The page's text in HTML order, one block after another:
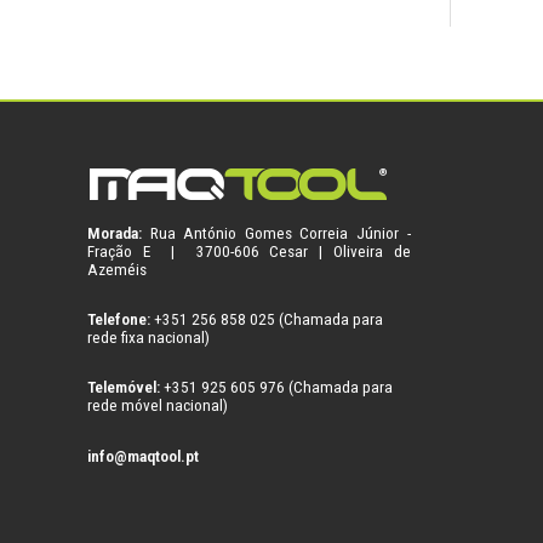
Morada: Rua António Gomes Correia Júnior -
Fração E | 3700-606 Cesar | Oliveira de
Azeméis
Telefone: +351 256 858 025 (Chamada para
rede fixa nacional)
Telemóvel: +351 925 605 976 (Chamada para
rede móvel nacional)
info@maqtool.pt